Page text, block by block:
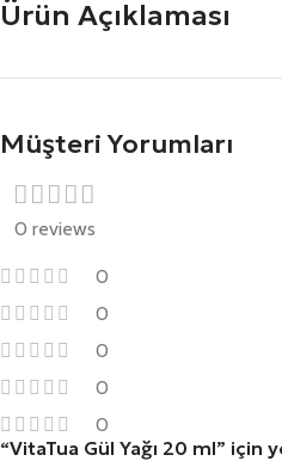
Ürün Açıklaması
Müşteri Yorumları
0 reviews
0
0
0
0
0
“VitaTua Gül Yağı 20 ml”